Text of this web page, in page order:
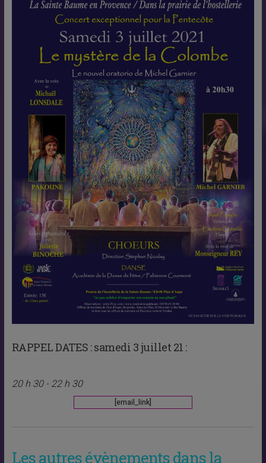
RAPPEL DATES :samedi 3 juillet 21 :
20 h 30 - 22 h 30
[email_link]
Les autres évènements dans la